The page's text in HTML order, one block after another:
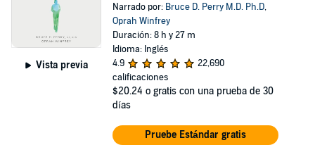
Vista previa
Narrado por: Bruce D. Perry M.D. Ph.D,
Oprah Winfrey
Duración: 8 h y 27 m
Idioma: Inglés
4.9
22,690
calificaciones
$20.24 o gratis con una prueba de 30
días
Pruebe Estándar gratis